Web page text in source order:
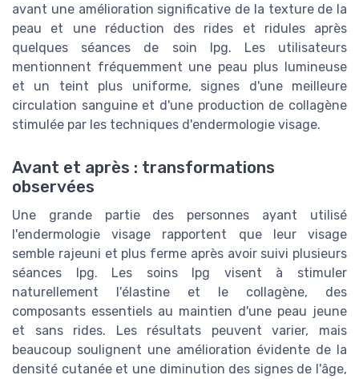
avant une amélioration significative de la texture de la
peau et une réduction des rides et ridules après
quelques séances de soin lpg. Les utilisateurs
mentionnent fréquemment une peau plus lumineuse
et un teint plus uniforme, signes d'une meilleure
circulation sanguine et d'une production de collagène
stimulée par les techniques d'endermologie visage.
Avant et après : transformations
observées
Une grande partie des personnes ayant utilisé
l'endermologie visage rapportent que leur visage
semble rajeuni et plus ferme après avoir suivi plusieurs
séances lpg. Les soins lpg visent à stimuler
naturellement l'élastine et le collagène, des
composants essentiels au maintien d'une peau jeune
et sans rides. Les résultats peuvent varier, mais
beaucoup soulignent une amélioration évidente de la
densité cutanée et une diminution des signes de l'âge,